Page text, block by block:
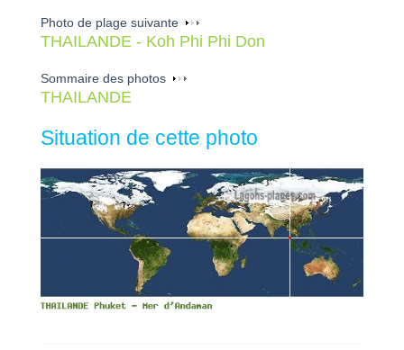
Photo de plage suivante
THAILANDE - Koh Phi Phi Don
Sommaire des photos
THAILANDE
Situation de cette photo